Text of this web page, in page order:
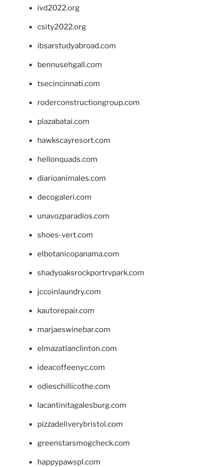
ivd2022.org
csity2022.org
ibsarstudyabroad.com
bennusehgall.com
tsecincinnati.com
roderconstructiongroup.com
plazabatai.com
hawkscayresort.com
hellonquads.com
diarioanimales.com
decogaleri.com
unavozparadios.com
shoes-vert.com
elbotanicopanama.com
shadyoaksrockportrvpark.com
jccoinlaundry.com
kautorepair.com
marjaeswinebar.com
elmazatlanclinton.com
ideacoffeenyc.com
odieschillicothe.com
lacantinitagalesburg.com
pizzadeliverybristol.com
greenstarsmogcheck.com
happypawspl.com